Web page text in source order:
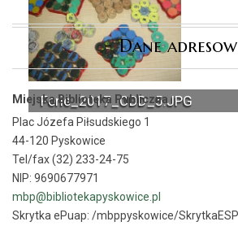
Ferie_2017_ODD_5.JPG
Dane
Miejska Biblioteka Publiczna
Plac Józefa Piłsudskiego 1
44-120 Pyskowice
Tel/fax (32) 233-24-75
NIP: 9690677971
mbp@bibliotekapyskowice.pl
Skrytka ePuap: /mbppyskowice/SkrytkaESP